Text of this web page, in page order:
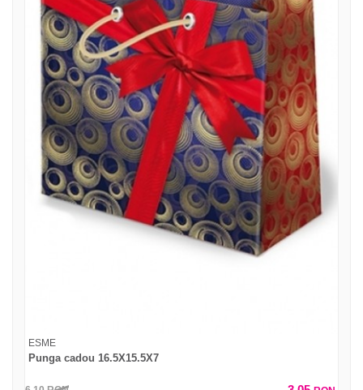
ESME
Punga cadou 16.5X15.5X7